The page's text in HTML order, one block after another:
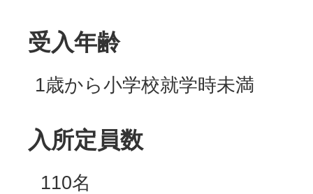
受入年齢
1歳から小学校就学時未満
入所定員数
110名